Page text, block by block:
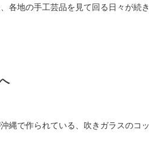
各地の手工芸品を見て回る日々が続き
縄で作られている、吹きガラスのコッ